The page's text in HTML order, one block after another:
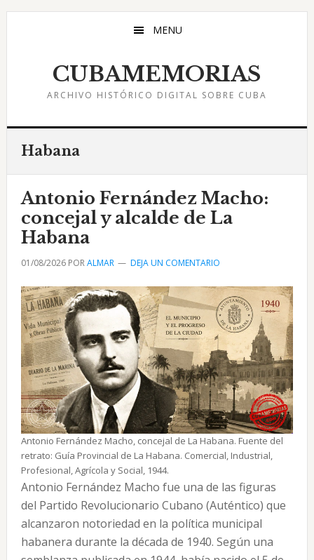
Saltar
Saltar
Saltar
MENU
CUBAMEMORIAS
ARCHIVO HISTÓRICO DIGITAL SOBRE CUBA
Habana
Antonio Fernández Macho:
concejal y alcalde de La
Habana
01/08/2026PORALMAR DEJA UN COMENTARIO
Antonio Fernández Macho, concejal de La Habana. Fuente del
retrato: Guía Provincial de La Habana. Comercial, Industrial,
Profesional, Agrícola y Social, 1944.
Antonio Fernández Macho fue una de las figuras
del Partido Revolucionario Cubano (Auténtico) que
alcanzaron notoriedad en la política municipal
habanera durante la década de 1940. Según una